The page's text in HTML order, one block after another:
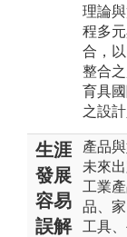
理論
程多
合，
整合
育具
之設計
生涯
發展
容易
誤解
產品
未來
工業
品、
工具